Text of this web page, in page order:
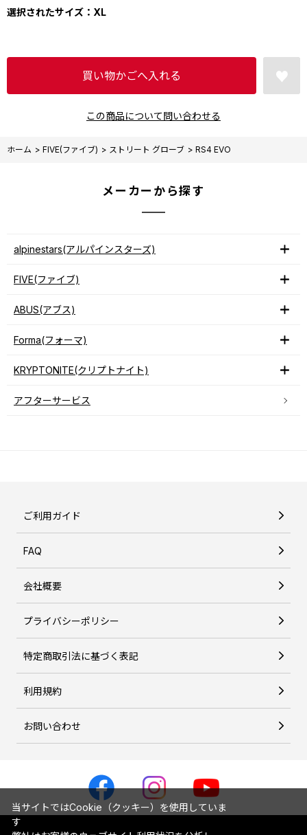
選択されたサイズ：XL
この商品について問い合わせる
ホーム > FIVE(ファイブ) > ストリート グローブ > RS4 EVO
メーカーから探す
alpinestars(アルパインスターズ)
FIVE(ファイブ)
ABUS(アブス)
Forma(フォーマ)
KRYPTONITE(クリプトナイト)
アフターサービス
ご利用ガイド
FAQ
会社概要
プライバシーポリシー
特定商取引法に基づく表記
利用規約
お問い合わせ
当サイトではCookie（クッキー）を使用していま
す